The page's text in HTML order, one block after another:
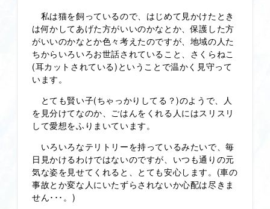
私は猫を飼っているので、はじめて見かけたとき
は何かしてあげた方がいいのかなとか、保護した方
がいいのかなとか色々考えたのですが、地域の人た
ちからいろいろお世話されていること、さくらねこ
(耳カットされている)ということで温かく見守って
います。
とても賢い子(ちゃっかりしてる？)のようで、人
を見分けてなのか、ごはんをくれる人にはスリスリ
して愛想をふりまいています。
いろいろなテリトリーを持っているみたいで、毎
日見かけるわけではないのですが、いつも通りの元
気な姿を見せてくれると、とても安心します。(車の
事故とか変な人にいたずらされないか心配は尽きま
せん･･･。)